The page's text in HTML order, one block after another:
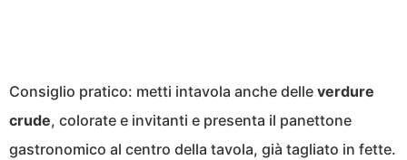
Consiglio pratico: metti intavola anche delle verdure
crude, colorate e invitanti e presenta il panettone
gastronomico al centro della tavola, già tagliato in fette.